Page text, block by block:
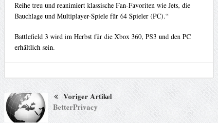
Reihe treu und reanimiert klassische Fan-Favoriten wie Jets, die
Bauchlage und Multiplayer-Spiele für 64 Spieler (PC).“
Battlefield 3 wird im Herbst für die Xbox 360, PS3 und den PC
erhältlich sein.
Voriger Artikel
BetterPrivacy